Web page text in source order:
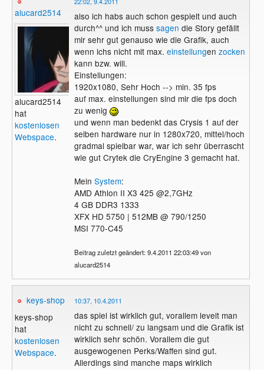
alucard2514
alucard2514
hat
kostenlosen
Webspace.
also ich habs auch schon gespielt und auch
durch^^ und ich muss sagen die Story gefällt
mir sehr gut genauso wie die Grafik, auch
wenn ichs nicht mit max. einstellungen zocken
kann bzw. will.
Einstellungen:
1920x1080, Sehr Hoch --> min. 35 fps
auf max. einstellungen sind mir die fps doch
zu wenig
und wenn man bedenkt das Crysis 1 auf der
selben hardware nur in 1280x720, mittel/hoch
gradmal spielbar war, war ich sehr überrascht
wie gut Crytek die CryEngine 3 gemacht hat.
Mein System:
AMD Athlon II X3 425 @2,7GHz
4 GB DDR3 1333
XFX HD 5750 | 512MB @ 790/1250
MSI 770-C45
Beitrag zuletzt geändert: 9.4.2011 22:03:49 von
alucard2514
keys-shop
keys-shop
hat
kostenlosen
Webspace.
10:37, 10.4.2011
das spiel ist wirklich gut, vorallem levelt man
nicht zu schnell/ zu langsam und die Grafik ist
wirklich sehr schön. Vorallem die gut
ausgewogenen Perks/Waffen sind gut.
Allerdings sind manche maps wirklich